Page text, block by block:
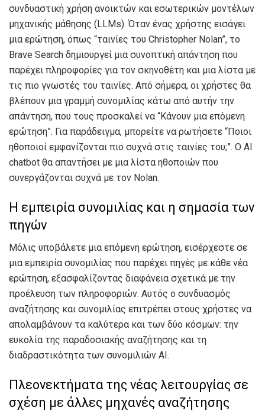
συνδυαστική χρήση ανοικτών και εσωτερικών μοντέλων
μηχανικής μάθησης (LLMs). Όταν ένας χρήστης εισάγει
μια ερώτηση, όπως “ταινίες του Christopher Nolan”, το
Brave Search δημιουργεί μια συνοπτική απάντηση που
παρέχει πληροφορίες για τον σκηνοθέτη και μια λίστα με
τις πιο γνωστές του ταινίες. Από σήμερα, οι χρήστες θα
βλέπουν μια γραμμή συνομιλίας κάτω από αυτήν την
απάντηση, που τους προσκαλεί να “Κάνουν μια επόμενη
ερώτηση”. Για παράδειγμα, μπορείτε να ρωτήσετε “Ποιοι
ηθοποιοί εμφανίζονται πιο συχνά στις ταινίες του;”. Ο AI
chatbot θα απαντήσει με μια λίστα ηθοποιών που
συνεργάζονται συχνά με τον Nolan.
Η εμπειρία συνομιλίας και η σημασία των
πηγών
Μόλις υποβάλετε μια επόμενη ερώτηση, εισέρχεστε σε
μια εμπειρία συνομιλίας που παρέχει πηγές με κάθε νέα
ερώτηση, εξασφαλίζοντας διαφάνεια σχετικά με την
προέλευση των πληροφοριών. Αυτός ο συνδυασμός
αναζήτησης και συνομιλίας επιτρέπει στους χρήστες να
απολαμβάνουν τα καλύτερα και των δύο κόσμων: την
ευκολία της παραδοσιακής αναζήτησης και τη
διαδραστικότητα των συνομιλιών AI.
Πλεονεκτήματα της νέας λειτουργίας σε
σχέση με άλλες μηχανές αναζήτησης